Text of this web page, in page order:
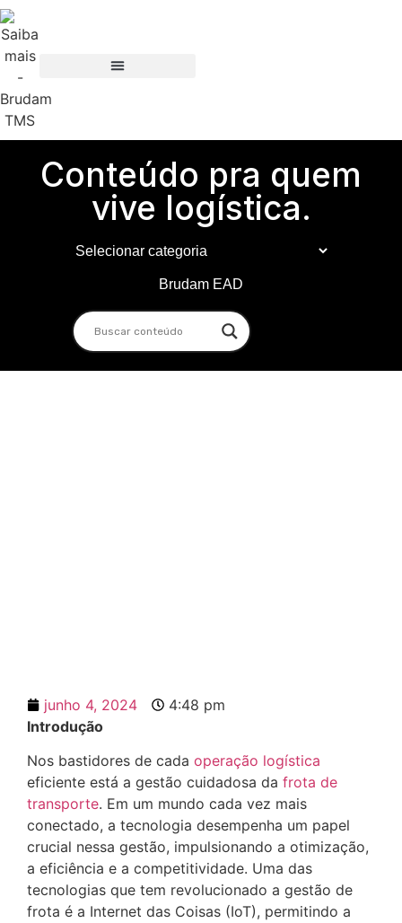
Conteúdo pra quem
vive logística.
Brudam EAD
junho 4, 2024
4:48 pm
Introdução
Nos bastidores de cada operação logística
eficiente está a gestão cuidadosa da frota de
transporte. Em um mundo cada vez mais
conectado, a tecnologia desempenha um papel
crucial nessa gestão, impulsionando a otimização,
a eficiência e a competitividade. Uma das
tecnologias que tem revolucionado a gestão de
frota é a Internet das Coisas (IoT), permitindo a